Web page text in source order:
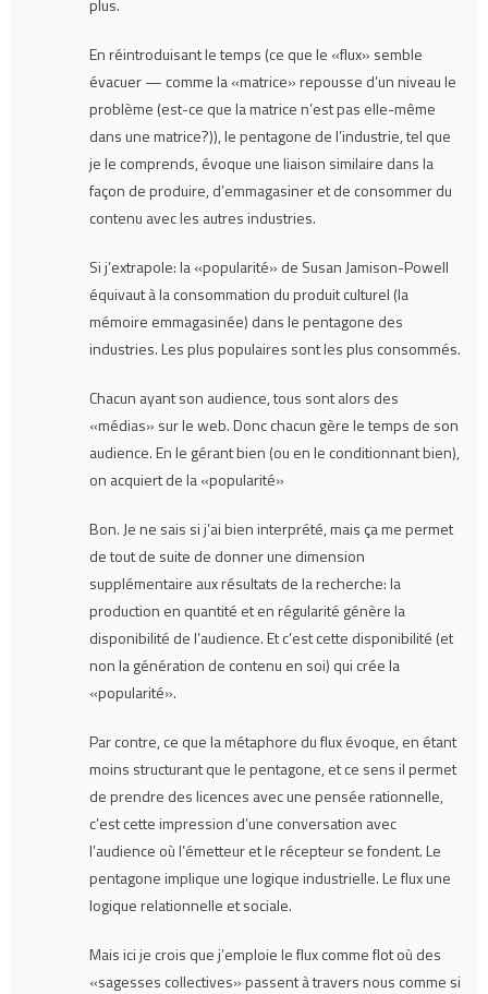
plus.
En réintroduisant le temps (ce que le «flux» semble
évacuer — comme la «matrice» repousse d’un niveau le
problème (est-ce que la matrice n’est pas elle-même
dans une matrice?)), le pentagone de l’industrie, tel que
je le comprends, évoque une liaison similaire dans la
façon de produire, d’emmagasiner et de consommer du
contenu avec les autres industries.
Si j’extrapole: la «popularité» de Susan Jamison-Powell
équivaut à la consommation du produit culturel (la
mémoire emmagasinée) dans le pentagone des
industries. Les plus populaires sont les plus consommés.
Chacun ayant son audience, tous sont alors des
«médias» sur le web. Donc chacun gère le temps de son
audience. En le gérant bien (ou en le conditionnant bien),
on acquiert de la «popularité»
Bon. Je ne sais si j’ai bien interprété, mais ça me permet
de tout de suite de donner une dimension
supplémentaire aux résultats de la recherche: la
production en quantité et en régularité génère la
disponibilité de l’audience. Et c’est cette disponibilité (et
non la génération de contenu en soi) qui crée la
«popularité».
Par contre, ce que la métaphore du flux évoque, en étant
moins structurant que le pentagone, et ce sens il permet
de prendre des licences avec une pensée rationnelle,
c’est cette impression d’une conversation avec
l’audience où l’émetteur et le récepteur se fondent. Le
pentagone implique une logique industrielle. Le flux une
logique relationnelle et sociale.
Mais ici je crois que j’emploie le flux comme flot où des
«sagesses collectives» passent à travers nous comme si